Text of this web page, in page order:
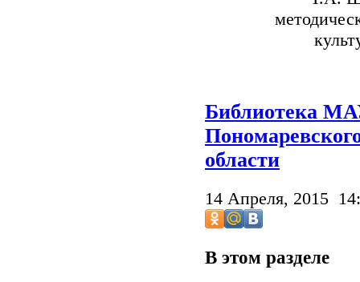
Библиотека
области
14 Апреля, 2015
В этом разделе